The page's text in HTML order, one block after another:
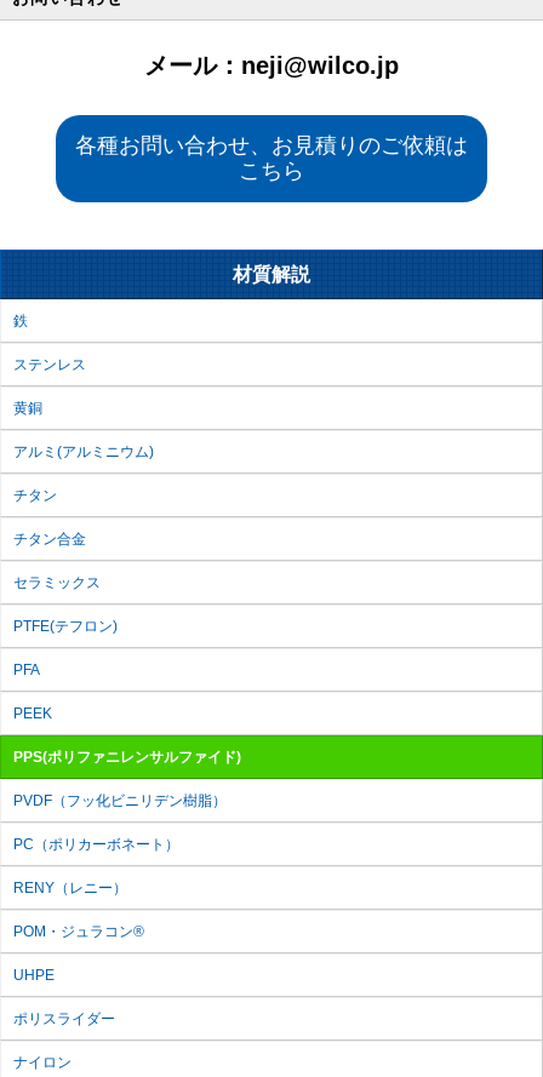
メール：neji@wilco.jp
各種お問い合わせ、お見積りのご依頼は
こちら
材質解説
鉄
ステンレス
黄銅
アルミ(アルミニウム)
チタン
チタン合金
セラミックス
PTFE(テフロン)
PFA
PEEK
PPS(ポリファニレンサルファイド)
PVDF （フッ化ビニリデン樹脂）
PC （ポリカーボネート）
RENY （レニー）
POM・ジュラコン®
UHPE
ポリスライダー
ナイロン